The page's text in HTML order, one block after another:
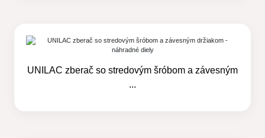
UNILAC zberač so stredovým šróbom a závesným
...